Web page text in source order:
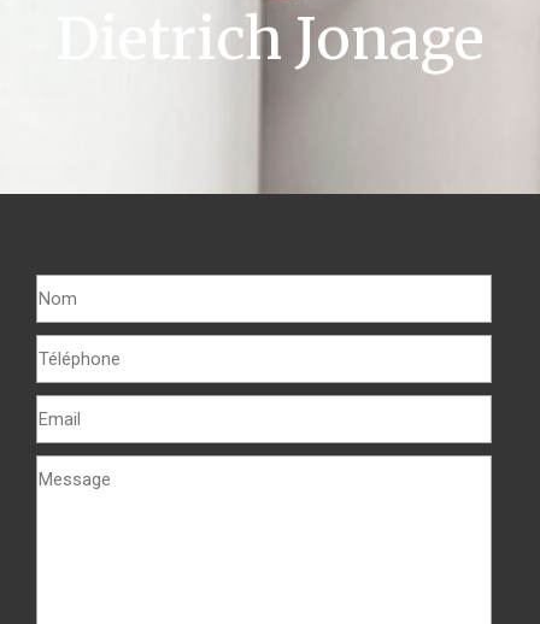
Dietrich Jonage